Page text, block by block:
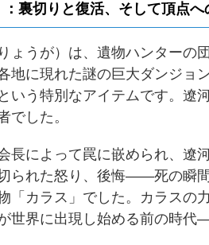
裏切りと復活、そして頂点へ
ょうが）は、遺物ハンターの
地に現れた謎の巨大ダンジョ
いう特別なアイテムです。遼
でした。
長によって罠に嵌められ、遼
られた怒り、後悔——死の瞬
「カラス」でした。カラスの
界に出現し始める前の時代